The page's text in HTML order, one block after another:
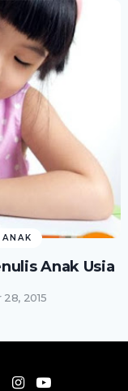
Anak Usia
2015